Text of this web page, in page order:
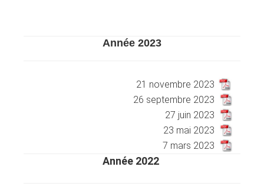
Année 2023
21 novembre 2023
26 septembre 2023
27 juin 2023
23 mai 2023
7 mars 2023
Année 2022